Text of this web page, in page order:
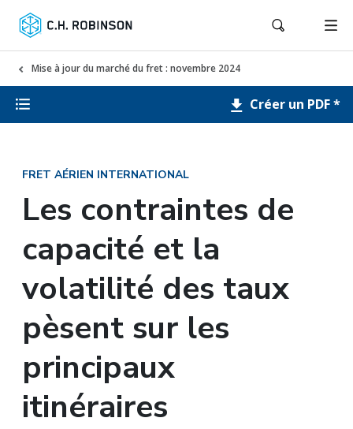
Mise à jour du marché du fret : novembre 2024
Créer un PDF *
FRET AÉRIEN INTERNATIONAL
Les contraintes de
capacité et la
volatilité des taux
pèsent sur les
principaux
itinéraires